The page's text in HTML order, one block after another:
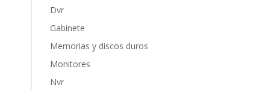
Dvr
Gabinete
Memorias y discos duros
Monitores
Nvr